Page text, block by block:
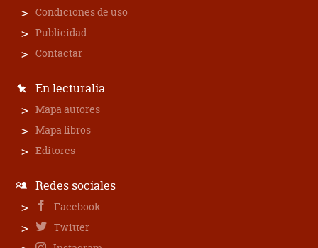
Condiciones de uso
Publicidad
Contactar
En lecturalia
Mapa autores
Mapa libros
Editores
Redes sociales
Facebook
Twitter